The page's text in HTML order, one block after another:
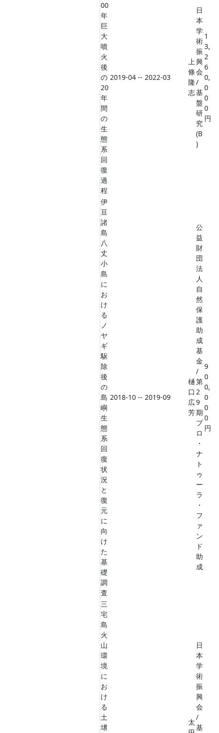
00
年
巨
大
噴
火
後
の
20
年
間
の
生
態
系
回
復
過
程
2019-04 -- 2022-03
上
條
隆
志
日
本
学
術
振
興
会
/
基
盤
研
究
(B
)
1
3,
2
6
0,
0
0
0
円
伊
豆
諸
島
八
丈
小
島
に
お
け
る
ノ
ヤ
ギ
駆
除
後
の
島
嶼
生
態
系
回
復
状
況
と
復
元
に
向
け
た
基
礎
調
査
2018-10 -- 2019-09
樋
口
広
芳
公
益
財
団
法
人
自
然
保
護
助
成
基
金
/
第
2
9
期
プ
ロ
・
ナ
ト
ゥ
ー
ラ
・
フ
ァ
ン
ド
助
成
9
0
0,
0
0
0
円
三
宅
島
火
山
環
境
に
お
け
る
土
壌
太
日
本
学
術
振
興
会
/
基